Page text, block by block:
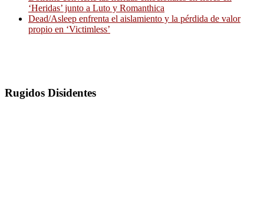
‘Heridas’ junto a Luto y Romanthica
Dead/Asleep enfrenta el aislamiento y la pérdida de valor
propio en ‘Victimless’
Rugidos Disidentes